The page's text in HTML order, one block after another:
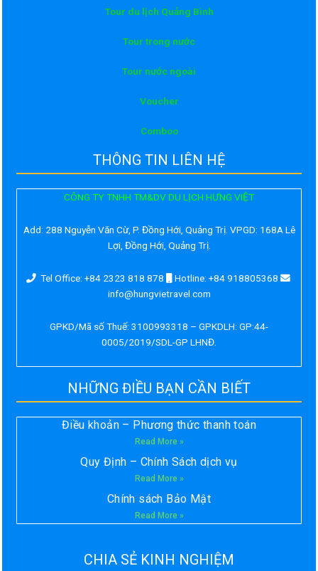
Tour du lịch Quảng Bình
Tour trong nước
Tour nước ngoài
Voucher
Comboo
THÔNG TIN LIÊN HỆ
CÔNG TY TNHH TM&DV DU LỊCH HƯNG VIỆT
Add: 288 Nguyễn Văn Cừ, P. Đồng Hới, Quảng Trị. VPGD: 168A Lê
Lợi, Đồng Hới, Quảng Trị.
Tel Office: +84 2323 818 878
Hotline: +84 918805368
info@hungvietravel.com
GPKD/Mã số Thuế: 3100993318 – GPKDLH: GP:44-
0005/2019/SDL-GP LHNĐ.
NHỮNG ĐIỀU BẠN CẦN BIẾT
Điều khoản – Phương thức thanh toán
Read More »
Quy Định – Chính Sách dịch vụ
Read More »
Chính sách Bảo Mật
Read More »
CHIA SẺ KINH NGHIỆM